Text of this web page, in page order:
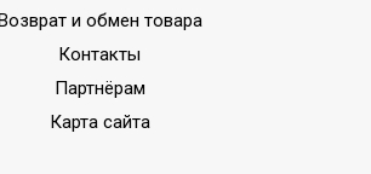
Возврат и обмен товара
Контакты
Партнёрам
Карта сайта